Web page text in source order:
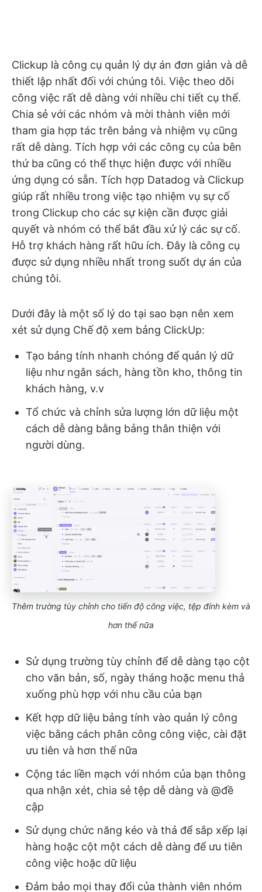
Clickup là công cụ quản lý dự án đơn giản và dễ
thiết lập nhất đối với chúng tôi. Việc theo dõi
công việc rất dễ dàng với nhiều chi tiết cụ thể.
Chia sẻ với các nhóm và mời thành viên mới
tham gia hợp tác trên bảng và nhiệm vụ cũng
rất dễ dàng. Tích hợp với các công cụ của bên
thứ ba cũng có thể thực hiện được với nhiều
ứng dụng có sẵn. Tích hợp Datadog và Clickup
giúp rất nhiều trong việc tạo nhiệm vụ sự cố
trong Clickup cho các sự kiện cần được giải
quyết và nhóm có thể bắt đầu xử lý các sự cố.
Hỗ trợ khách hàng rất hữu ích. Đây là công cụ
được sử dụng nhiều nhất trong suốt dự án của
chúng tôi.
Dưới đây là một số lý do tại sao bạn nên xem
xét sử dụng Chế độ xem bảng ClickUp:
Tạo bảng tính nhanh chóng để quản lý dữ
liệu như ngân sách, hàng tồn kho, thông tin
khách hàng, v.v
Tổ chức và chỉnh sửa lượng lớn dữ liệu một
cách dễ dàng bằng bảng thân thiện với
người dùng.
Thêm trường tùy chỉnh cho tiến độ công việc, tệp đính kèm và
hơn thế nữa
Sử dụng trường tùy chỉnh để dễ dàng tạo cột
cho văn bản, số, ngày tháng hoặc menu thả
xuống phù hợp với nhu cầu của bạn
Kết hợp dữ liệu bảng tính vào quản lý công
việc bằng cách phân công công việc, cài đặt
ưu tiên và hơn thế nữa
Cộng tác liền mạch với nhóm của bạn thông
qua nhận xét, chia sẻ tệp dễ dàng và @đề
cập
Sử dụng chức năng kéo và thả để sắp xếp lại
hàng hoặc cột một cách dễ dàng để ưu tiên
công việc hoặc dữ liệu
Đảm bảo mọi thay đổi của thành viên nhóm